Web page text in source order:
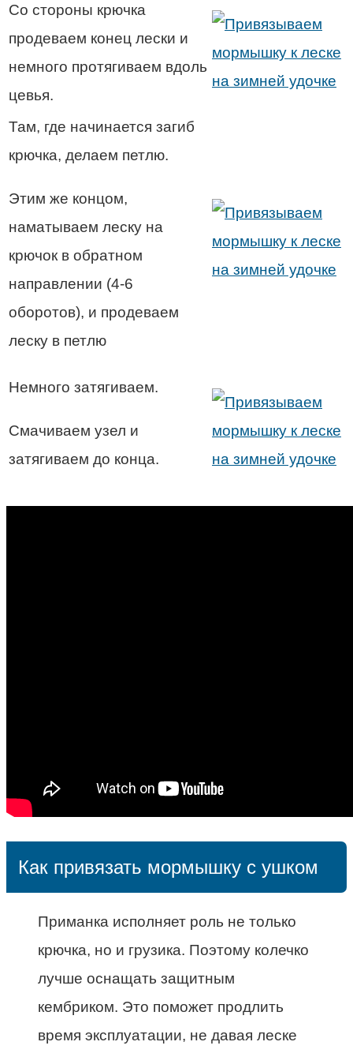
Со стороны крючка
продеваем конец лески и
немного протягиваем вдоль
цевья.
Там, где начинается загиб
крючка, делаем петлю.
Этим же концом,
наматываем леску на
крючок в обратном
направлении (4-6
оборотов), и продеваем
леску в петлю
Немного затягиваем.
Смачиваем узел и
затягиваем до конца.
Как привязать мормышку с ушком
Приманка исполняет роль не только
крючка, но и грузика. Поэтому колечко
лучше оснащать защитным
кембриком. Это поможет продлить
время эксплуатации, не давая леске